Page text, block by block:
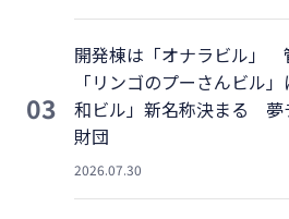
03
開発棟は「オナラビル」
「リンゴのプーさんビル
和ビル」新名称決まる 夢
財団
2026.07.30